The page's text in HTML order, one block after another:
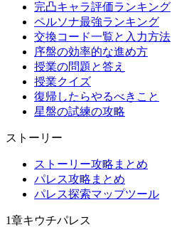
完凸キャラ評価ランキング
ペルソナ最強ランキング
交換コード一覧と入力方法
序盤の効率的な進め方
授業の問題と答え
授業クイズ
復帰したらやるべきこと
星盤の試練の攻略
ストーリー
ストーリー攻略まとめ
パレス攻略まとめ
パレス探索マップツール
1章キウチパレス